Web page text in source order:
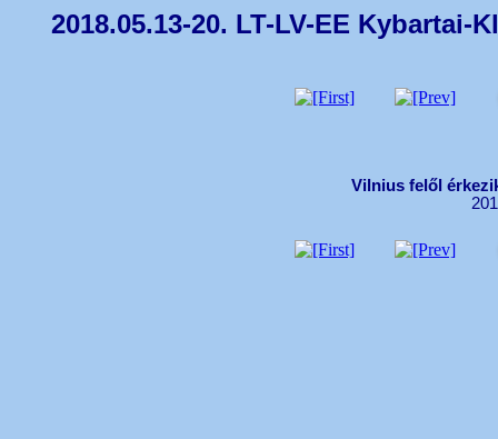
2018.05.13-20. LT-LV-EE
Vilnius felől